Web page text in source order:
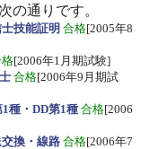
の通りです。
技能証明 合格[2005年8
[2006年1月期試験]
合格[2006年9月期試
種・DD第1種 合格[2006
換・線路 合格[2006年7